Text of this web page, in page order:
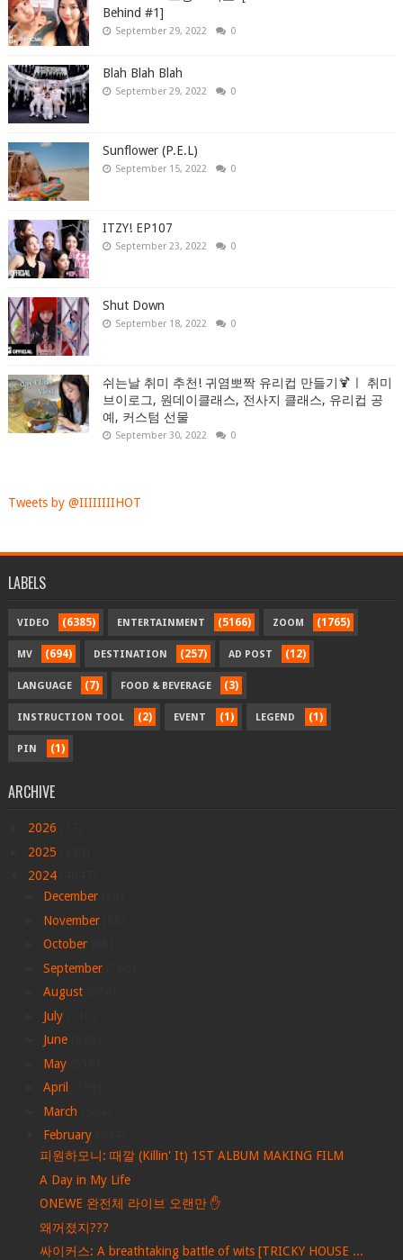
Behind #1]
September 29, 2022 0
Blah Blah Blah
September 29, 2022 0
Sunflower (P.E.L)
September 15, 2022 0
ITZY! EP107
September 23, 2022 0
Shut Down
September 18, 2022 0
쉬는날 취미 추천! 귀염뽀짝 유리컵 만들기🍹ㅣ 취미
브이로그, 원데이클래스, 전사지 클래스, 유리컵 공
예, 커스텀 선물
September 30, 2022 0
Tweets by @IIIIIIIIHOT
LABELS
VIDEO (6385) ENTERTAINMENT (5166) ZOOM (1765)
MV (694) DESTINATION (257) AD POST (12)
LANGUAGE (7) FOOD & BEVERAGE (3)
INSTRUCTION TOOL (2) EVENT (1) LEGEND (1)
PIN (1)
ARCHIVE
2026
2025
2024
December
November
October
September
August
July
June
May
April
March
February
피원하모니: 때깔 (Killin' It) 1ST ALBUM MAKING FILM
A Day in My Life
ONEWE 완전체 라이브 오랜만 ✋
왜꺼졌지???
싸이커스: A breathtaking battle of wits [TRICKY HOUSE ...